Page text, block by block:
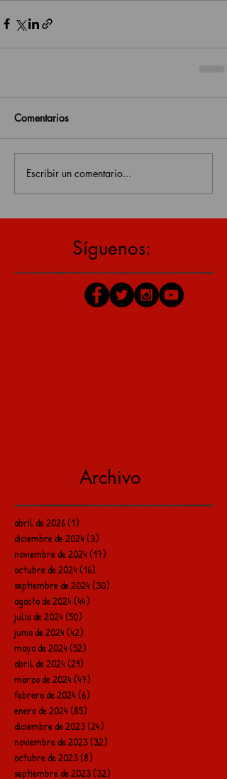
Comentarios
Escribir un comentario...
Síguenos:
Archivo
abril de 2026(1)
diciembre de 2024(3)
noviembre de 2024(17)
octubre de 2024(16)
septiembre de 2024(30)
agosto de 2024(44)
julio de 2024(50)
junio de 2024(42)
mayo de 2024(52)
abril de 2024(29)
marzo de 2024(47)
febrero de 2024(6)
enero de 2024(85)
diciembre de 2023(24)
noviembre de 2023(32)
octubre de 2023(8)
septiembre de 2023(32)